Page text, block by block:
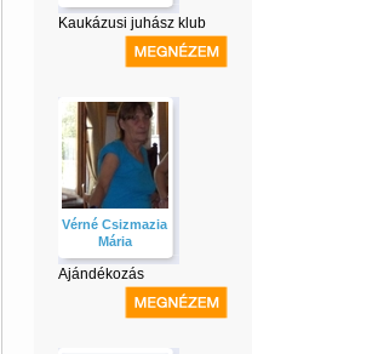
Kaukázusi juhász klub
Vérné Csizmazia
Mária
Ajándékozás